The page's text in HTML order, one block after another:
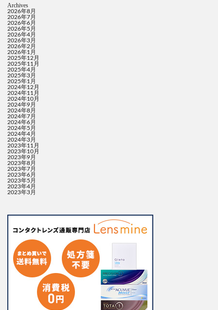
Archives
2026年8月
2026年7月
2026年6月
2026年5月
2026年4月
2026年3月
2026年2月
2026年1月
2025年12月
2025年11月
2025年4月
2025年3月
2025年1月
2024年12月
2024年11月
2024年10月
2024年9月
2024年8月
2024年7月
2024年6月
2024年5月
2024年4月
2024年3月
2023年11月
2023年10月
2023年9月
2023年8月
2023年7月
2023年6月
2023年5月
2023年4月
2023年3月